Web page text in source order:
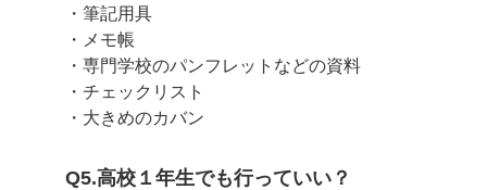
・筆記用具
・メモ帳
・専門学校のパンフレットなどの資料
・チェックリスト
・大きめのカバン
Q5.高校１年生でも行っていい？